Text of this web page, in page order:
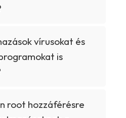
vírusokat és
is
root hozzáférésre